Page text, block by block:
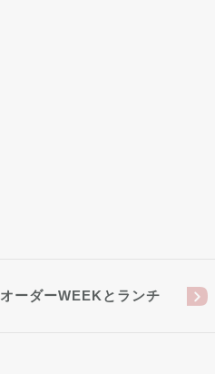
オーダーWEEKとランチ